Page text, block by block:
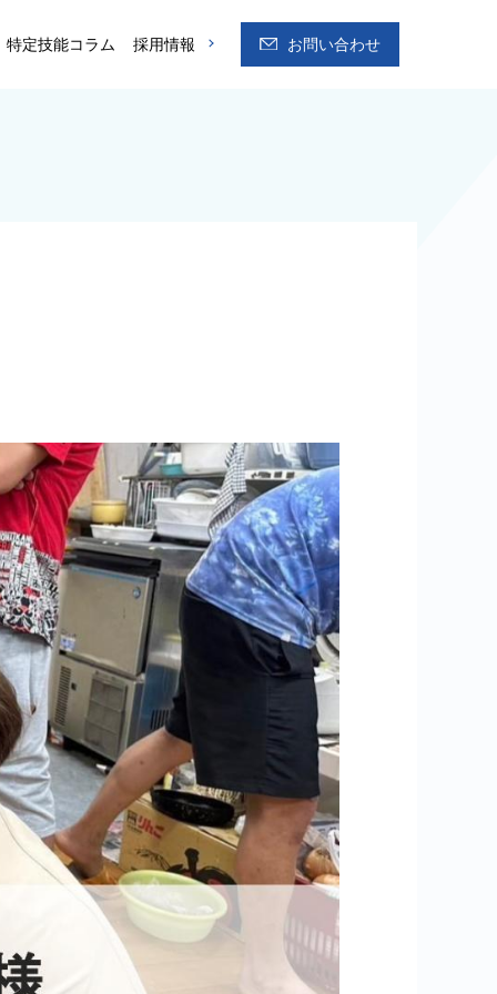
特定技能コラム 採用情報 お問い合わせ